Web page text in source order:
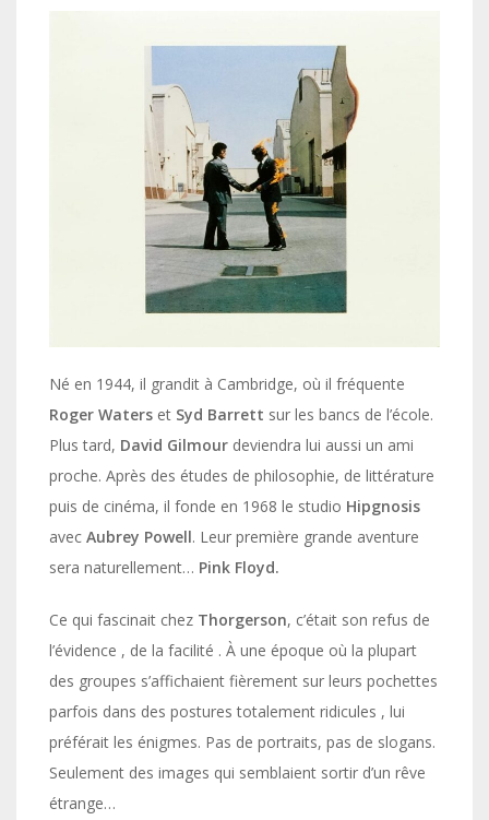
Né en 1944, il grandit à Cambridge, où il fréquente
Roger Waters et Syd Barrett sur les bancs de l’école.
Plus tard, David Gilmour deviendra lui aussi un ami
proche. Après des études de philosophie, de littérature
puis de cinéma, il fonde en 1968 le studio Hipgnosis
avec Aubrey Powell. Leur première grande aventure
sera naturellement… Pink Floyd.
Ce qui fascinait chez Thorgerson, c’était son refus de
l’évidence , de la facilité . À une époque où la plupart
des groupes s’affichaient fièrement sur leurs pochettes
parfois dans des postures totalement ridicules , lui
préférait les énigmes. Pas de portraits, pas de slogans.
Seulement des images qui semblaient sortir d’un rêve
étrange…